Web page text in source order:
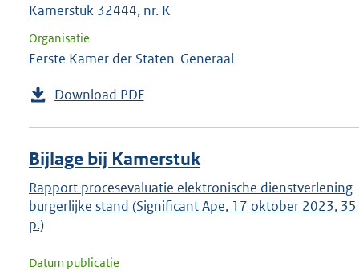
Kamerstuk 32444, nr. K
Organisatie
Eerste Kamer der Staten-Generaal
Download PDF
Bijlage bij Kamerstuk
Rapport procesevaluatie elektronische dienstverlening
burgerlijke stand (Significant Ape, 17 oktober 2023, 35
p.)
Datum publicatie